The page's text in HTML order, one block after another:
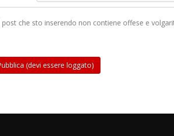
post che sto inserendo non contiene offese e